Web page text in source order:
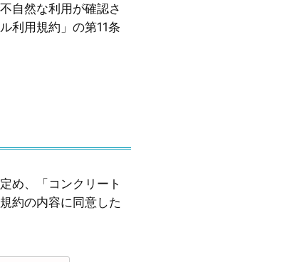
自然な利用が確認さ
利用規約」の第11条
め、「コンクリート
約の内容に同意した